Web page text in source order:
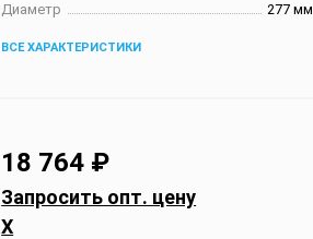
Диаметр
277 мм
ВСЕ ХАРАКТЕРИСТИКИ
18 764 ₽
Запросить опт. цену
X